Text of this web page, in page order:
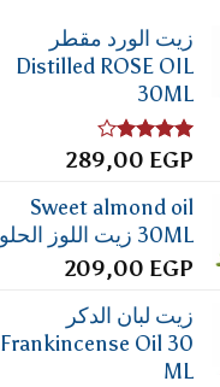
زيت الورد مقطر
Distilled ROSE OIL
30ML
تم
4.00
5
289,00 EGP
Sweet almond oil
30ML زيت اللوز الحلو
209,00 EGP
زيت لبان الدكر
Frankincense Oil 30
ML